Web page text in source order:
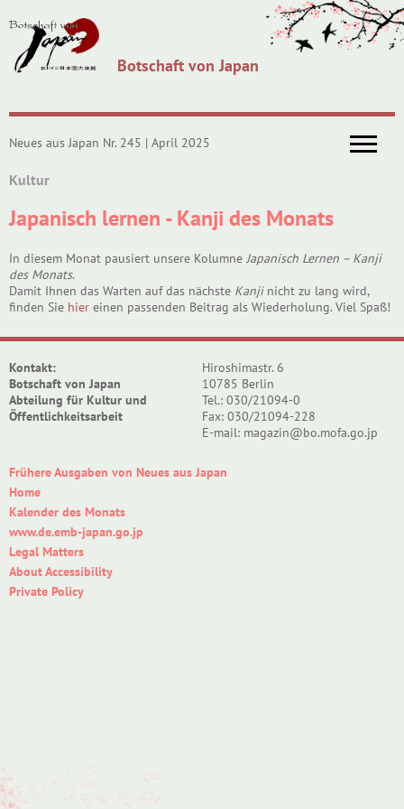
Botschaft von Japan
Neues aus Japan Nr. 245 | April 2025
Kultur
Japanisch lernen - Kanji des Monats
In diesem Monat pausiert unsere KolumneJapanisch Lernen – Kanji
des Monats.
Damit Ihnen das Warten auf das nächste Kanjinicht zu lang wird,
finden Sie hier einen passenden Beitrag als Wiederholung. Viel Spaß!
Kontakt:
Botschaft von Japan
Abteilung für Kultur und
Öffentlichkeitsarbeit
Hiroshimastr. 6
10785 Berlin
Tel.: 030/21094-0
Fax: 030/21094-228
E-mail: magazin@bo.mofa.go.jp
Frühere Ausgaben von Neues aus Japan
Home
Kalender des Monats
www.de.emb-japan.go.jp
Legal Matters
About Accessibility
Private Policy